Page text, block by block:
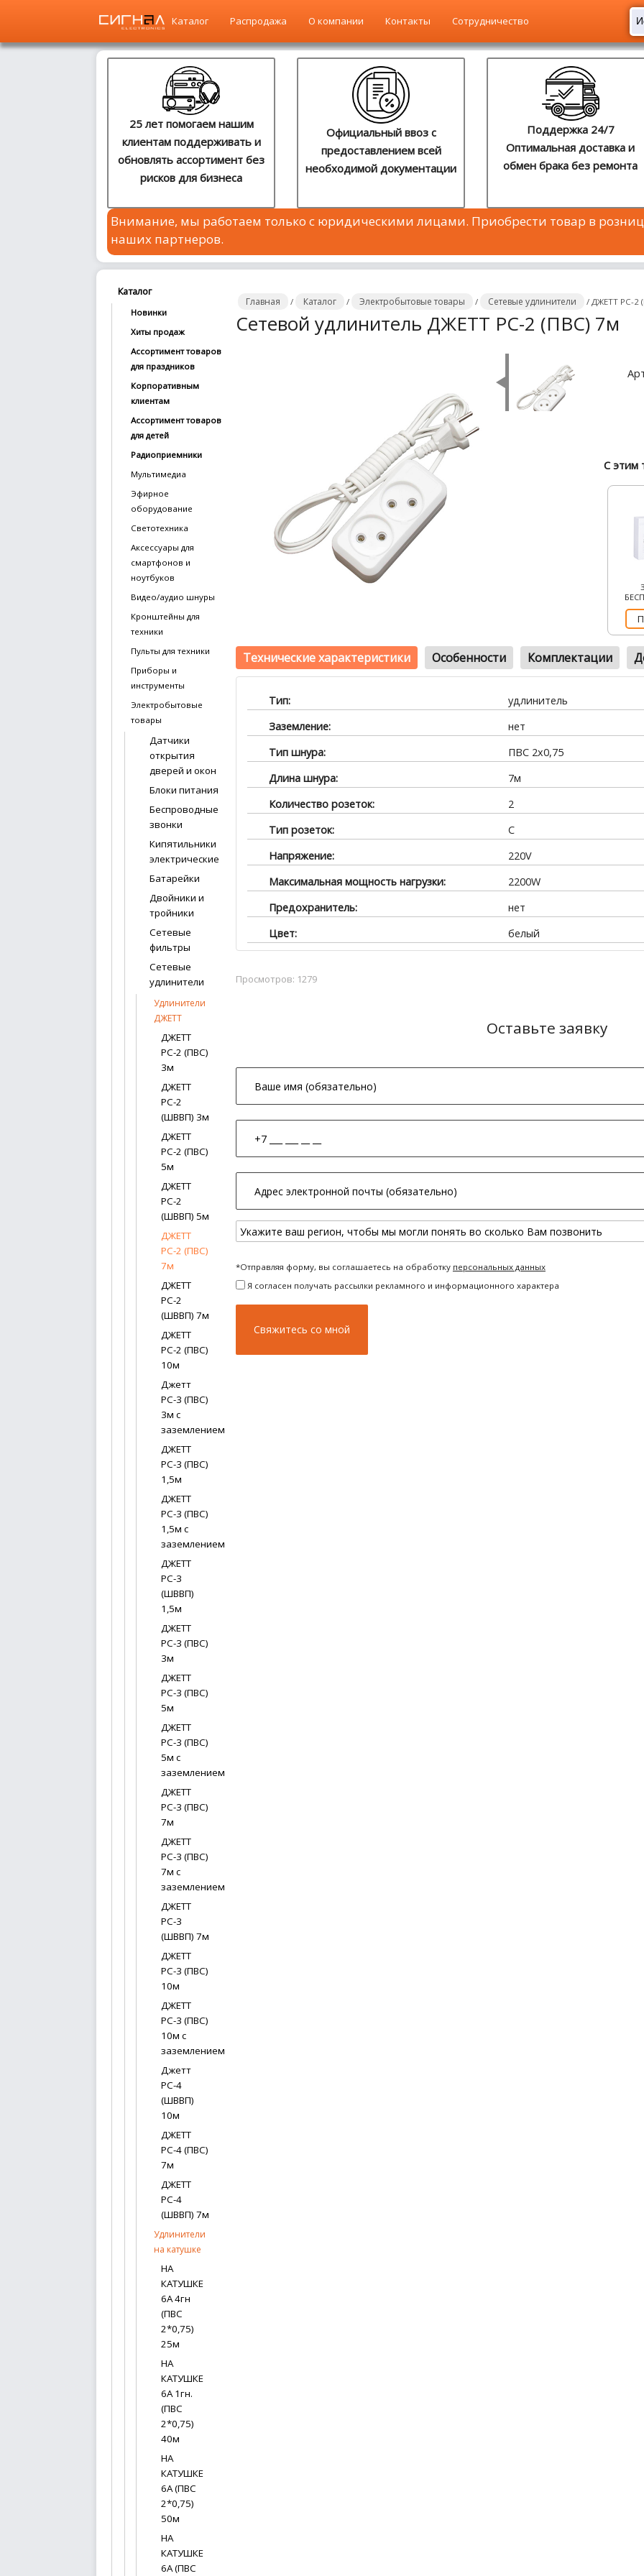
Сотрудничество
news@signalelectronics.ru
Каталог Распродажа О компании Контакты Сотрудничество
25 лет помогаем нашим
клиентам поддерживать и
обновлять ассортимент без
рисков для бизнеса
Официальный ввоз с
предоставлением всей
необходимой документации
Поддержка 24/7
Оптимальная доставка и
обмен брака без ремонта
Внимание, мы работаем только с юридическими лицами. Приобрести товар в
наших партнеров.
Главная / Каталог / Электробытовые товары / Сетевые удлинители / ДЖЕТТ РС-2
Сетевой удлинитель ДЖЕТТ РС-2 (ПВС) 7м
С этим
Технические характеристики Особенности Комплектации
Тип:
удлинитель
Заземление:
нет
Тип шнура:
ПВС 2x0,75
Длина шнура:
7м
Количество розеток:
2
Тип розеток:
С
Напряжение:
220V
Максимальная мощность нагрузки:
2200W
Предохранитель:
нет
Цвет:
белый
Просмотров: 1279
Оставьте заявку
*Отправляя форму, вы соглашаетесь на обработку персональных данных
Я согласен получать рассылки рекламного и информационного характера
Каталог
Новинки
Хиты продаж
Ассортимент товаров
для праздников
Корпоративным
клиентам
Ассортимент товаров
для детей
Радиоприемники
Мультимедиа
Эфирное
оборудование
Светотехника
Аксессуары для
смартфонов и
ноутбуков
Видео/аудио шнуры
Кронштейны для
техники
Пульты для техники
Приборы и
инструменты
Электробытовые
товары
Датчики
открытия
дверей и окон
Блоки питания
Беспроводные
звонки
Кипятильники
электрические
Батарейки
Двойники и
тройники
Сетевые
фильтры
Сетевые
удлинители
Удлинители
ДЖЕТТ
ДЖЕТТ
РС-2 (ПВС)
3м
ДЖЕТТ
РС-2
(ШВВП) 3м
ДЖЕТТ
РС-2 (ПВС)
5м
ДЖЕТТ
РС-2
(ШВВП) 5м
ДЖЕТТ
РС-2 (ПВС)
7м
ДЖЕТТ
РС-2
(ШВВП) 7м
ДЖЕТТ
РС-2 (ПВС)
10м
Джетт
РС-3 (ПВС)
3м с
заземлением
ДЖЕТТ
РС-3 (ПВС)
1,5м
ДЖЕТТ
РС-3 (ПВС)
1,5м с
заземлением
ДЖЕТТ
РС-3
(ШВВП)
1,5м
ДЖЕТТ
РС-3 (ПВС)
3м
ДЖЕТТ
РС-3 (ПВС)
5м
ДЖЕТТ
РС-3 (ПВС)
5м с
заземлением
ДЖЕТТ
РС-3 (ПВС)
7м
ДЖЕТТ
РС-3 (ПВС)
7м с
заземлением
ДЖЕТТ
РС-3
(ШВВП) 7м
ДЖЕТТ
РС-3 (ПВС)
10м
ДЖЕТТ
РС-3 (ПВС)
10м с
заземлением
Джетт
РС-4
(ШВВП)
10м
ДЖЕТТ
РС-4 (ПВС)
7м
ДЖЕТТ
РС-4
(ШВВП) 7м
Удлинители
на катушке
НА
КАТУШКЕ
6А 4гн
(ПВС
2*0,75)
25м
НА
КАТУШКЕ
6А 1гн.
(ПВС
2*0,75)
40м
НА
КАТУШКЕ
6А (ПВС
2*0,75)
50м
НА
КАТУШКЕ
6А (ПВС